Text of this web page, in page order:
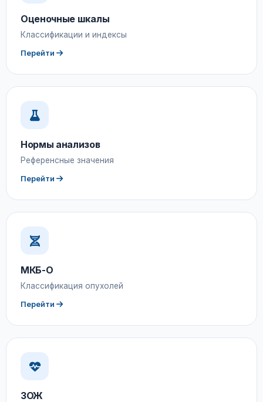
Оценочные шкалы
Классификации и индексы
Перейти
Нормы анализов
Референсные значения
Перейти
МКБ-О
Классификация опухолей
Перейти
ЗОЖ